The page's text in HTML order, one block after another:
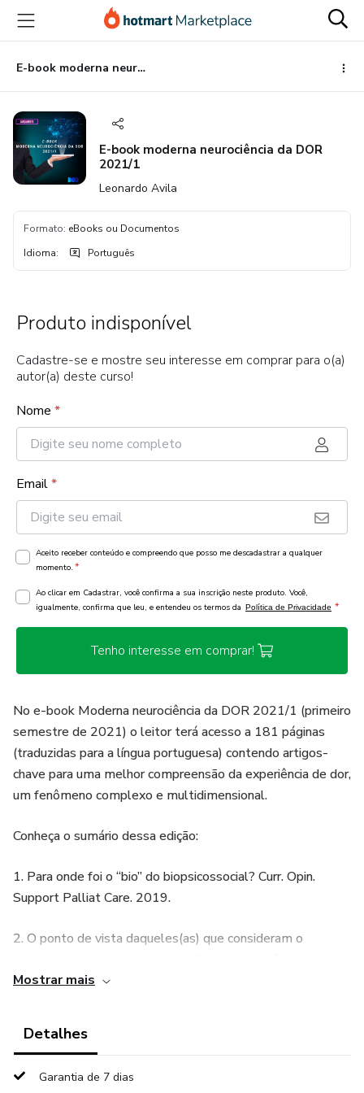
para
conteúdo
principal
para
pagamento
para
rodapé
E-book moderna neurociência da DOR 2021/1
E-book moderna neurociência da DOR
2021/1
Leonardo Avila
Formato: eBooks ou Documentos
Idioma: Português
Produto indisponível
Cadastre-se e mostre seu interesse em comprar para o(a)
autor(a) deste curso!
Nome *
Email*
Aceito receber conteúdo e compreendo que posso me descadastrar a qualquer
momento. *
Ao clicar em Cadastrar, você confirma a sua inscrição neste produto. Você,
igualmente, confirma que leu, e entendeu os termos da Política de Privacidade *
Tenho interesse em comprar!
No e-book Moderna neurociência da DOR 2021/1 (primeiro
semestre de 2021) o leitor terá acesso a 181 páginas
(traduzidas para a língua portuguesa) contendo artigos-
chave para uma melhor compreensão da experiência de dor,
um fenômeno complexo e multidimensional.
Conheça o sumário dessa edição:
1. Para onde foi o “bio” do biopsicossocial? Curr. Opin.
Support Palliat Care. 2019.
2. O ponto de vista daqueles(as) que consideram o
Neuroscience Letter. 2019.
2018.
4. Nocicepção, dor, humor negativo e mudanças no
Mostrar mais
Detalhes
Garantia de 7 dias